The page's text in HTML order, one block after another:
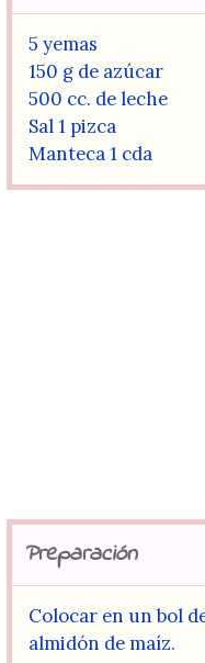
5 yemas
150 g de azúcar
500 cc. de leche
Sal 1 pizca
Manteca 1 cda
Preparación
Colocar en un bol
almidón de maíz.